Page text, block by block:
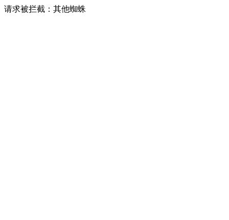
请求被拦截：其他蜘蛛